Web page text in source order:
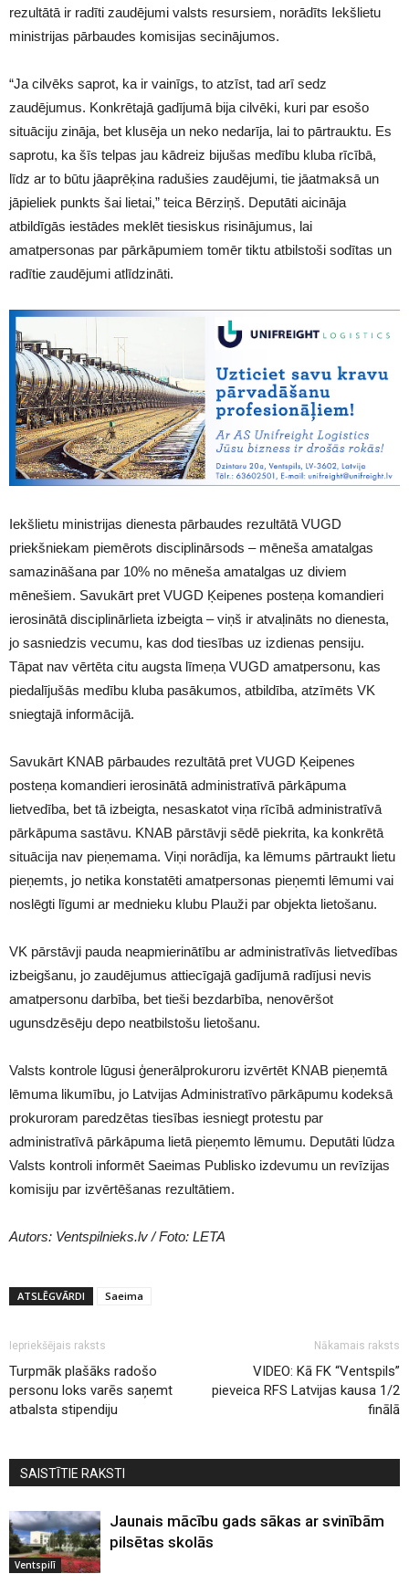
rezultātā ir radīti zaudējumi valsts resursiem, norādīts Iekšlietu
ministrijas pārbaudes komisijas secinājumos.
“Ja cilvēks saprot, ka ir vainīgs, to atzīst, tad arī sedz
zaudējumus. Konkrētajā gadījumā bija cilvēki, kuri par esošo
situāciju zināja, bet klusēja un neko nedarīja, lai to pārtrauktu. Es
saprotu, ka šīs telpas jau kādreiz bijušas medību kluba rīcībā,
līdz ar to būtu jāaprēķina radušies zaudējumi, tie jāatmaksā un
jāpieliek punkts šai lietai,” teica Bērziņš. Deputāti aicināja
atbildīgās iestādes meklēt tiesiskus risinājumus, lai
amatpersonas par pārkāpumiem tomēr tiktu atbilstoši sodītas un
radītie zaudējumi atlīdzināti.
Iekšlietu ministrijas dienesta pārbaudes rezultātā VUGD
priekšniekam piemērots disciplinārsods – mēneša amatalgas
samazināšana par 10% no mēneša amatalgas uz diviem
mēnešiem. Savukārt pret VUGD Ķeipenes posteņa komandieri
ierosinātā disciplinārlieta izbeigta – viņš ir atvaļināts no dienesta,
jo sasniedzis vecumu, kas dod tiesības uz izdienas pensiju.
Tāpat nav vērtēta citu augsta līmeņa VUGD amatpersonu, kas
piedalījušās medību kluba pasākumos, atbildība, atzīmēts VK
sniegtajā informācijā.
Savukārt KNAB pārbaudes rezultātā pret VUGD Ķeipenes
posteņa komandieri ierosinātā administratīvā pārkāpuma
lietvedība, bet tā izbeigta, nesaskatot viņa rīcībā administratīvā
pārkāpuma sastāvu. KNAB pārstāvji sēdē piekrita, ka konkrētā
situācija nav pieņemama. Viņi norādīja, ka lēmums pārtraukt lietu
pieņemts, jo netika konstatēti amatpersonas pieņemti lēmumi vai
noslēgti līgumi ar mednieku klubu Plauži par objekta lietošanu.
VK pārstāvji pauda neapmierinātību ar administratīvās lietvedības
izbeigšanu, jo zaudējumus attiecīgajā gadījumā radījusi nevis
amatpersonu darbība, bet tieši bezdarbība, nenovēršot
ugunsdzēsēju depo neatbilstošu lietošanu.
Valsts kontrole lūgusi ģenerālprokuroru izvērtēt KNAB pieņemtā
lēmuma likumību, jo Latvijas Administratīvo pārkāpumu kodeksā
prokuroram paredzētas tiesības iesniegt protestu par
administratīvā pārkāpuma lietā pieņemto lēmumu. Deputāti lūdza
Valsts kontroli informēt Saeimas Publisko izdevumu un revīzijas
komisiju par izvērtēšanas rezultātiem.
Autors: Ventspilnieks.lv / Foto: LETA
ATSLĒGVĀRDI Saeima
Iepriekšējais raksts
Turpmāk plašāks radošo
personu loks varēs saņemt
atbalsta stipendiju
Nākamais raksts
VIDEO: Kā FK “Ventspils”
pieveica RFS Latvijas kausa 1/2
finālā
SAISTĪTIE RAKSTI
Ventspilī
Jaunais mācību gads sākas ar svinībām
pilsētas skolās